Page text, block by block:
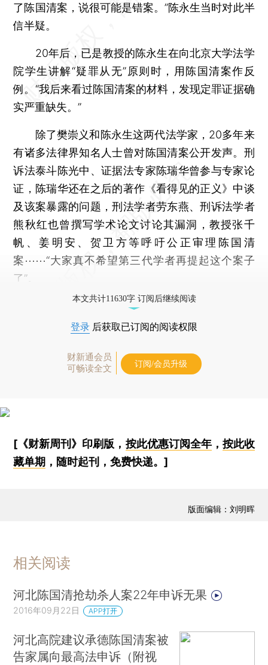
了陈国清案，说很可能是错案。”陈永生当时对此半
信半疑。
20年后，已是教授的陈永生在向北京大学法学
院学生讲解“疑罪从无”原则时，用陈国清案作反
例。“我后来看过陈国清案的材料，发现定罪证据确
实严重缺失。”
除了樊崇义和陈永生这两代法学家，20多年来
有诸多法律界知名人士曾对陈国清案公开发声。刑
诉法泰斗陈光中、证据法专家陈瑞华曾参与专家论
证，陈瑞华还在之后的著作《看得见的正义》中谈
及该案暴露的问题，刑法学者劳东燕、刑诉法学者
熊秋红也曾撰写学术论文讨论其漏洞，教授张千
帆、姜明安、贺卫方等呼吁公正审理陈国清
案⋯⋯“大家真不希望第三代学者再提起这个案子
了”。
本文共计11630字 订阅后继续阅读
登录 后获取已订阅的阅读权限
财新通会员
可畅读全文
订阅/会员升级
[《财新周刊》印刷版， 按此优惠订阅全年， 按此收
藏单期 ，随时起刊，免费快递。]
版面编辑：刘明晖
相关阅读
河北陈国清抢劫杀人案22年申诉无果
2016年09月22日 APP打开
河北高院建议承德陈国清案被
告家属向最高法申诉（附视